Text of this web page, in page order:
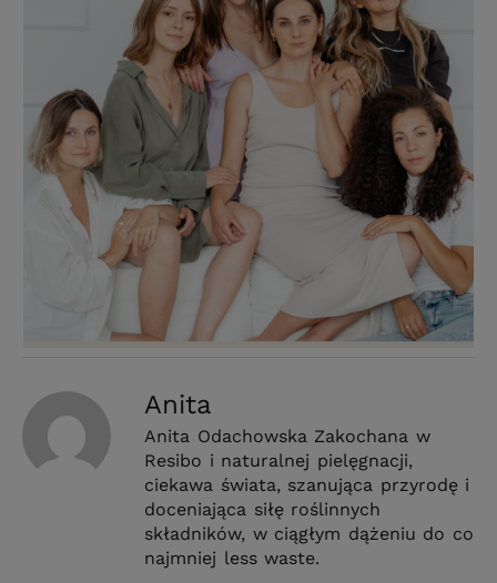
Anita
Anita Odachowska Zakochana w
Resibo i naturalnej pielęgnacji,
ciekawa świata, szanująca przyrodę i
doceniająca siłę roślinnych
składników, w ciągłym dążeniu do co
najmniej less waste.